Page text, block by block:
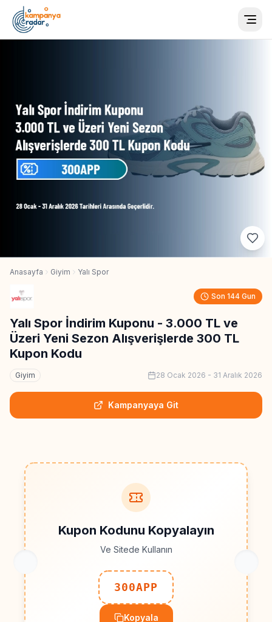
Anasayfa Giyim Yalı Spor
Son 144 Gun
Yalı Spor İndirim Kuponu - 3.000 TL ve
Üzeri Yeni Sezon Alışverişlerde 300 TL
Kupon Kodu
Giyim 28 Ocak 2026 - 31 Aralık 2026
Kampanyaya Git
Kupon Kodunu Kopyalayın
Ve Sitede Kullanın
300APP
Kopyala